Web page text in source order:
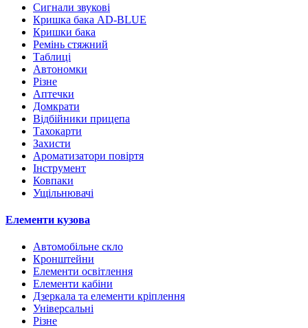
Сигнали звукові
Кришка бака AD-BLUE
Кришки бака
Ремінь стяжний
Таблиці
Автономки
Різне
Аптечки
Домкрати
Відбійники прицепа
Тахокарти
Захисти
Ароматизатори повіртя
Інструмент
Ковпаки
Ущільнювачі
Елементи кузова
Автомобільне скло
Кронштейни
Елементи освітлення
Елементи кабіни
Дзеркала та елементи кріплення
Універсальні
Різне